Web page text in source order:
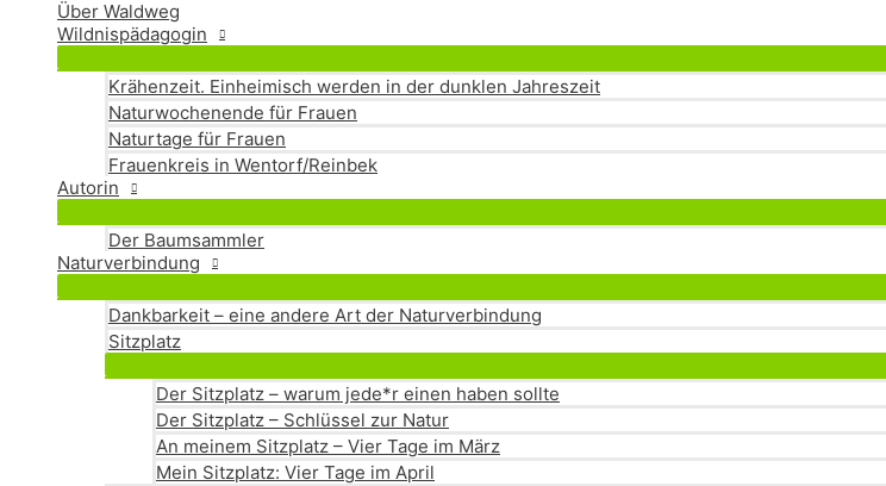
Über Waldweg
Wildnispädagogin
Krähenzeit. Einheimisch werden in der dunklen Jahreszeit
Naturwochenende für Frauen
Naturtage für Frauen
Frauenkreis in Wentorf/Reinbek
Autorin
Der Baumsammler
Naturverbindung
Dankbarkeit – eine andere Art der Naturverbindung
Sitzplatz
Der Sitzplatz – warum jede*r einen haben sollte
Der Sitzplatz – Schlüssel zur Natur
An meinem Sitzplatz – Vier Tage im März
Mein Sitzplatz: Vier Tage im April